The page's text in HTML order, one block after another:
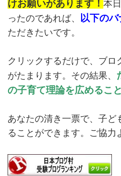
けお願いがあります！ 本
ったのであれば、 以下のバ
ただきたいです。
クリックするだけで、ブロ
がたまります。その結果、
の子育て理論を広めるこ
あなたの清き一票で、子ど
ることができます。ご協力